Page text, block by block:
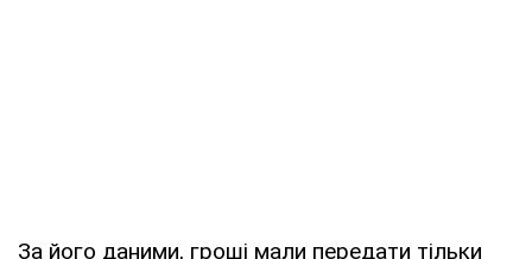
За його даними, гроші мали передати тільки